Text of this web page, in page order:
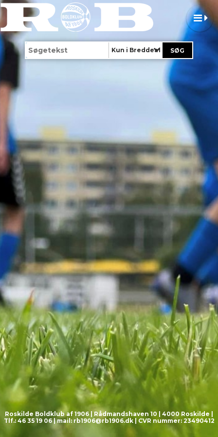
Kun i Breddeafdeling
Roskilde Boldklub af 1906 | Rådmandshaven 10 | 4000 Roskilde |
Tlf.: 46 35 19 06 | mail:rb1906@rb1906.dk| CVR nummer: 23490412